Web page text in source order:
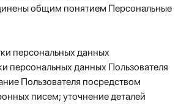
общим понятием Персональные
персональных данных
персональных данных Пользователя
Пользователя посредством
писем; уточнение деталей